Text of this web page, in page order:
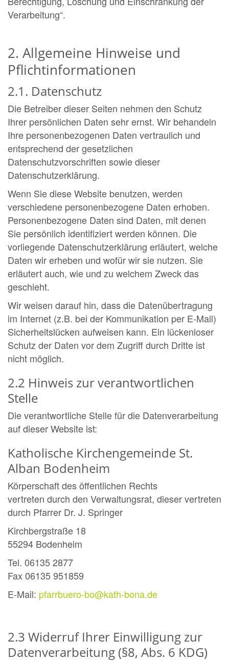
Verarbeitung“.
2. Allgemeine Hinweise und
Pflichtinformationen
2.1. Datenschutz
Die Betreiber dieser Seiten nehmen den Schutz
Ihrer persönlichen Daten sehr ernst. Wir behandeln
Ihre personenbezogenen Daten vertraulich und
entsprechend der gesetzlichen
Datenschutzvorschriften sowie dieser
Datenschutzerklärung.
Wenn Sie diese Website benutzen, werden
verschiedene personenbezogene Daten erhoben.
Personenbezogene Daten sind Daten, mit denen
Sie persönlich identifiziert werden können. Die
vorliegende Datenschutzerklärung erläutert, welche
Daten wir erheben und wofür wir sie nutzen. Sie
erläutert auch, wie und zu welchem Zweck das
geschieht.
Wir weisen darauf hin, dass die Datenübertragung
im Internet (z.B. bei der Kommunikation per E-Mail)
Sicherheitslücken aufweisen kann. Ein lückenloser
Schutz der Daten vor dem Zugriff durch Dritte ist
nicht möglich.
2.2 Hinweis zur verantwortlichen
Stelle
Die verantwortliche Stelle für die Datenverarbeitung
auf dieser Website ist:
Katholische Kirchengemeinde St.
Alban Bodenheim
Körperschaft des öffentlichen Rechts
vertreten durch den Verwaltungsrat, dieser vertreten
durch Pfarrer Dr. J. Springer
Kirchbergstraße 18
55294 Bodenheim
Tel. 06135 2877
Fax 06135 951859
E-Mail: pfarrbuero-bo@kath-bona.de
2.3 Widerruf Ihrer Einwilligung zur
Datenverarbeitung (§8, Abs. 6 KDG)